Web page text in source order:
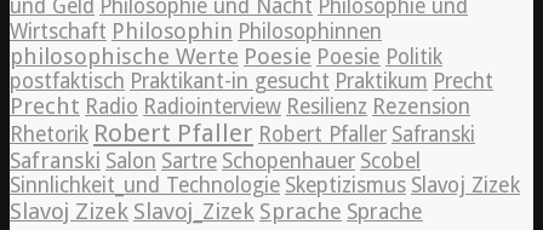
und Geld Philosophie und Nacht Philosophie und
Wirtschaft Philosophin Philosophinnen
philosophische Werte Poesie Poesie Politik
postfaktisch Praktikant-in gesucht Praktikum Precht
Precht Radio Radiointerview Resilienz Rezension
Rhetorik Robert Pfaller Robert Pfaller Safranski
Safranski Salon Sartre Schopenhauer Scobel
Sinnlichkeit_und Technologie Skeptizismus Slavoj Zizek
Slavoj Zizek Slavoj_Zizek Sprache Sprache